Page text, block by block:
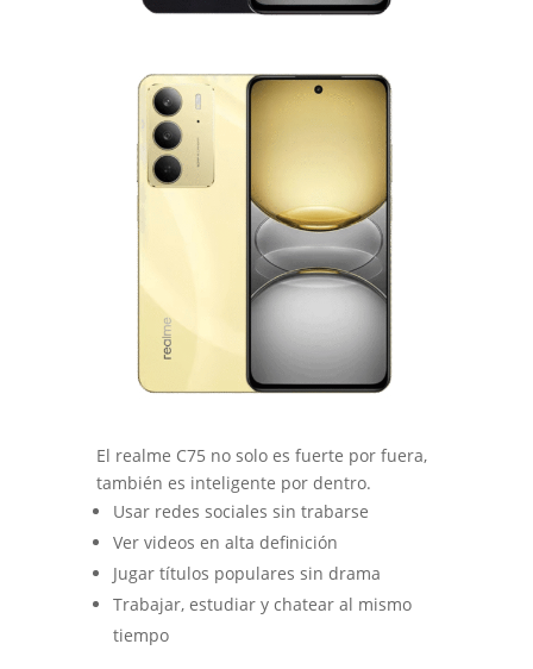
El realme C75 no solo es fuerte por fuera,
también es inteligente por dentro.
Usar redes sociales sin trabarse
Ver videos en alta definición
Jugar títulos populares sin drama
Trabajar, estudiar y chatear al mismo
tiempo